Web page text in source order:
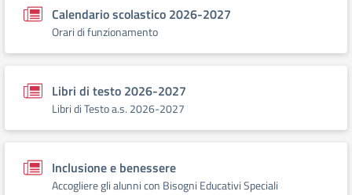
Calendario scolastico 2026-2027
Orari di funzionamento
Libri di testo 2026-2027
Libri di Testo a.s. 2026-2027
Inclusione e benessere
Accogliere gli alunni con Bisogni Educativi Speciali